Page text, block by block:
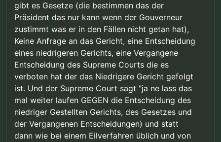
gibt es Gesetze (die bestimmen das der
Präsident das nur kann wenn der Gouverneur
zustimmt was er in den Fällen nicht getan hat),
Keine Anfrage an das Gericht, eine Entscheidung
eines niedrigeren Gerichts, eine Vergangene
Entscheidung des Supreme Courts die es
verboten hat der das Niedrigere Gericht gefolgt
ist. Und der Supreme Court sagt "ja ne lass das
mal weiter laufen GEGEN die Entscheidung des
niedriger Gestellten Gerichts, des Gesetzes und
der Vergangenen Entscheidungen) und statt
dann wie bei einem Eilverfahren üblich und von